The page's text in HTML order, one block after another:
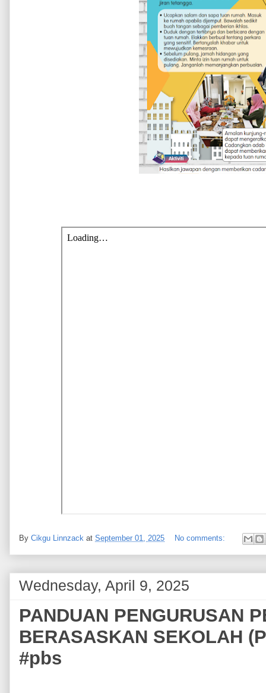
By Cikgu Linnzack at September 01, 2025 No comments:
Wednesday, April 9, 2025
PANDUAN PENGURUSAN
BERASASKAN SEKOLAH
#pbs